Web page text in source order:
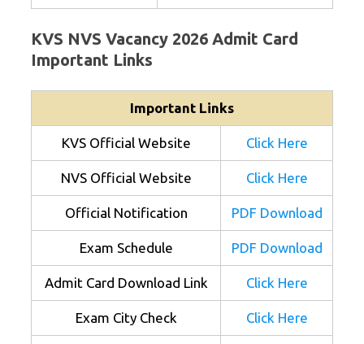
KVS NVS Vacancy 2026 Admit Card
Important Links
Important Links
KVS Official Website Click Here
NVS Official Website Click Here
Official Notification PDF Download
Exam Schedule PDF Download
Admit Card Download Link Click Here
Exam City Check Click Here